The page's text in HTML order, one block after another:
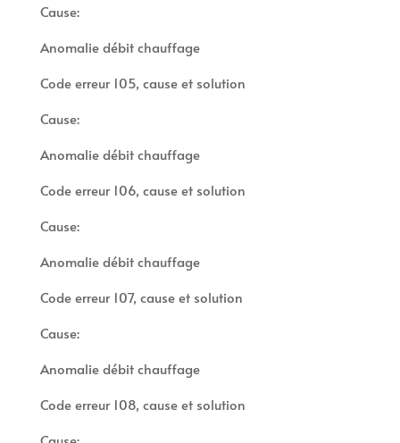
Cause:
Anomalie débit chauffage
Code erreur 105, cause et solution
Cause:
Anomalie débit chauffage
Code erreur 106, cause et solution
Cause:
Anomalie débit chauffage
Code erreur 107, cause et solution
Cause:
Anomalie débit chauffage
Code erreur 108, cause et solution